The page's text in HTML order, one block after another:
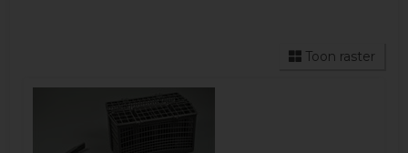
Toon raster